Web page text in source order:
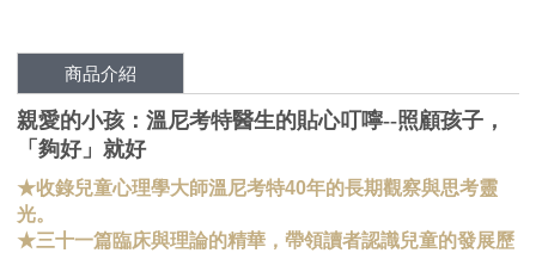
商品介紹
親愛的小孩：溫尼考特醫生的貼心叮嚀--照顧孩子，
「夠好」就好
★收錄兒童心理學大師溫尼考特40年的長期觀察與思考靈
光。
★三十一篇臨床與理論的精華，帶領讀者認識兒童的發展歷